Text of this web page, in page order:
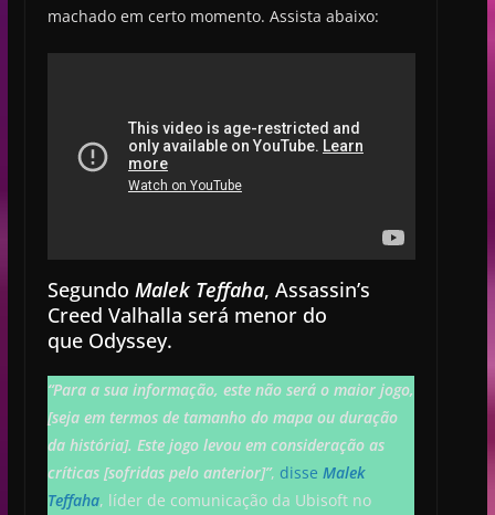
machado em certo momento. Assista abaixo:
Segundo Malek Teffaha, Assassin’s
Creed Valhalla será menor do
que Odyssey.
“Para a sua informação, este não será o maior jogo,
[seja em termos de tamanho do mapa ou duração
da história]. Este jogo levou em consideração as
críticas [sofridas pelo anterior]”, disse Malek
Teffaha, líder de comunicação da Ubisoft no